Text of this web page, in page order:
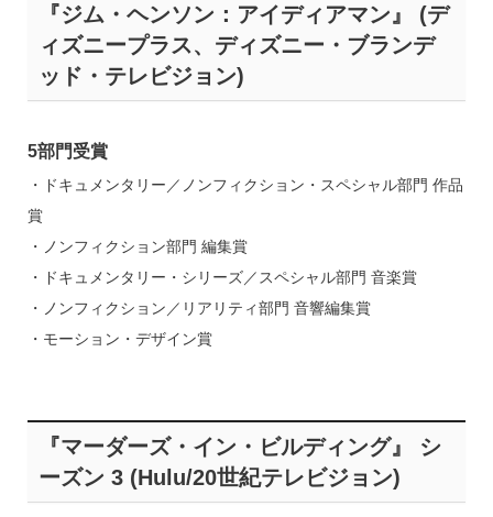
『ジム・ヘンソン：アイディアマン』 (デ
ィズニープラス、ディズニー・ブランデ
ッド・テレビジョン)
5部門受賞
・ドキュメンタリー／ノンフィクション・スペシャル部門 作品
賞
・ノンフィクション部門 編集賞
・ドキュメンタリー・シリーズ／スペシャル部門 音楽賞
・ノンフィクション／リアリティ部門 音響編集賞
・モーション・デザイン賞
『マーダーズ・イン・ビルディング』 シ
ーズン 3 (Hulu/20世紀テレビジョン)